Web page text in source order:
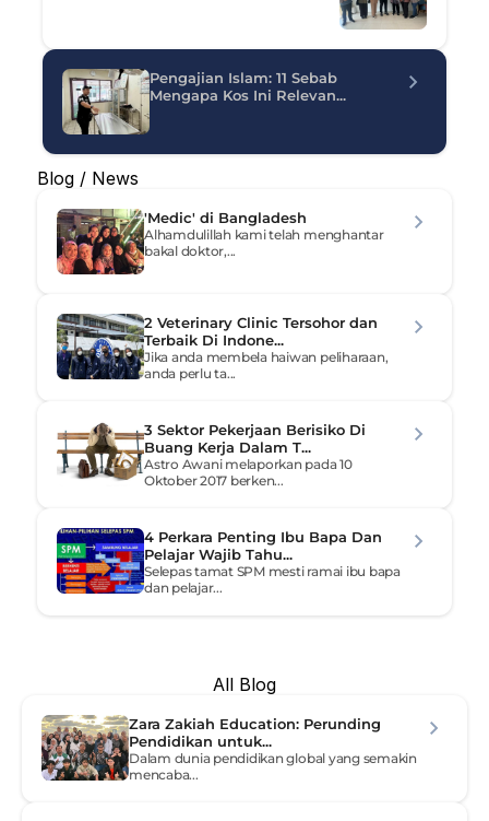
Pengajian Islam: 11 Sebab
Mengapa Kos Ini Relevan...
Blog / News
'Medic' di Bangladesh
Alhamdulillah kami telah menghantar
bakal doktor,...
2 Veterinary Clinic Tersohor dan
Terbaik Di Indone...
Jika anda membela haiwan peliharaan,
anda perlu ta...
3 Sektor Pekerjaan Berisiko Di
Buang Kerja Dalam T...
Astro Awani melaporkan pada 10
Oktober 2017 berken...
4 Perkara Penting Ibu Bapa Dan
Pelajar Wajib Tahu...
Selepas tamat SPM mesti ramai ibu bapa
dan pelajar...
All Blog
Zara Zakiah Education: Perunding
Pendidikan untuk...
Dalam dunia pendidikan global yang semakin
mencaba...